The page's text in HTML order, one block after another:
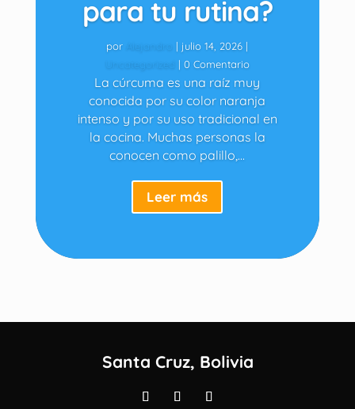
para tu rutina?
por Alejandro | julio 14, 2026 |
Uncategorized
| 0 Comentario
La cúrcuma es una raíz muy
conocida por su color naranja
intenso y por su uso tradicional en
la cocina. Muchas personas la
conocen como palillo,...
Leer más
Santa Cruz, Bolivia